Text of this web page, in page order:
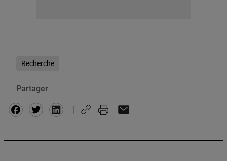
Recherche
Partager
Facebook
Twitter